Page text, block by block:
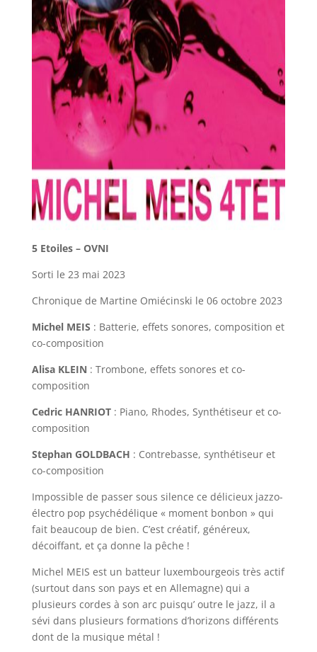
5 Etoiles – OVNI
Sorti le 23 mai 2023
Chronique de Martine Omiécinski le 06 octobre 2023
Michel MEIS : Batterie, effets sonores, composition et
co-composition
Alisa KLEIN : Trombone, effets sonores et co-
composition
Cedric HANRIOT: Piano, Rhodes, Synthétiseur et co-
composition
Stephan GOLDBACH : Contrebasse, synthétiseur et
co-composition
Impossible de passer sous silence ce délicieux jazzo-
électro pop psychédélique « moment bonbon » qui
fait beaucoup de bien. C’est créatif, généreux,
décoiffant, et ça donne la pêche !
Michel MEIS est un batteur luxembourgeois très actif
(surtout dans son pays et en Allemagne) qui a
plusieurs cordes à son arc puisqu’ outre le jazz, il a
sévi dans plusieurs formations d’horizons différents
dont de la musique métal !